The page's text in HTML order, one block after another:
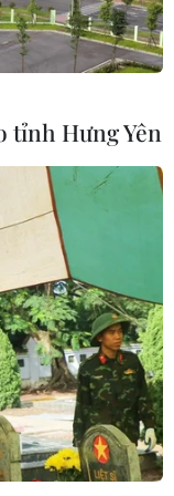
KHÚC THANH
sử dụng
tỉnh Hưng Yên